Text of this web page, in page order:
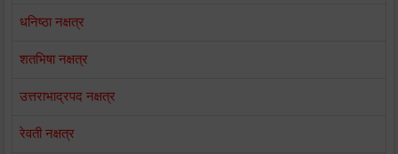
धनिष्ठा नक्षत्र
शतभिषा नक्षत्र
उत्तराभाद्रपद नक्षत्र
रेवती नक्षत्र